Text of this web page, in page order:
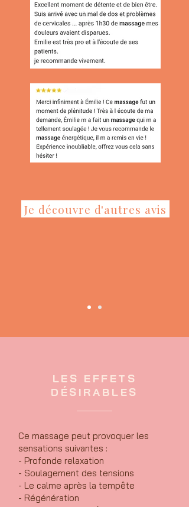
Je découvre d'autres avis
LES EFFETS
D ÉSIRABLES
Ce massage peut provoquer les
sensations suivantes :
- Profonde relaxation
- Soulagement des tensions
- Le calme après la tempête
- Régénération